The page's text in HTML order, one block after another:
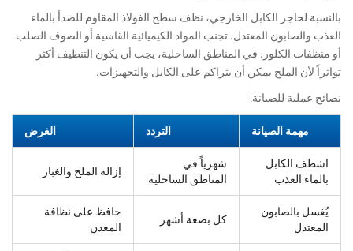
بالنسبة لحاجز الكابل الخارجي، نظف سطح الفولاذ المقاوم للصدأ بالماء
العذب والصابون المعتدل. تجنب المواد الكيميائية القاسية أو الصوف الصلب
أو منظفات الكلور. في المناطق الساحلية، يجب أن يكون التنظيف أكثر
تواتراً لأن الملح يمكن أن يتراكم على الكابل والتجهيزات.
نصائح عملية للصيانة:
مهمة الصيانة التردد الغرض
اشطف الكابل
بالماء العذب
شهرياً في
المناطق الساحلية
إزالة الملح والغبار
يُغسل بالصابون
المعتدل
كل بضعة أشهر
حافظ على نظافة
المعدن